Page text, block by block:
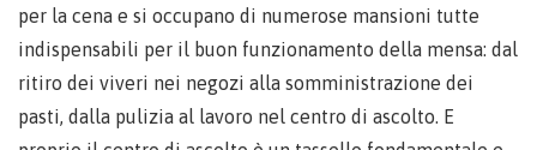
per la cena e si occupano di numerose mansioni tutte
indispensabili per il buon funzionamento della mensa: dal
ritiro dei viveri nei negozi alla somministrazione dei
pasti, dalla pulizia al lavoro nel centro di ascolto. E